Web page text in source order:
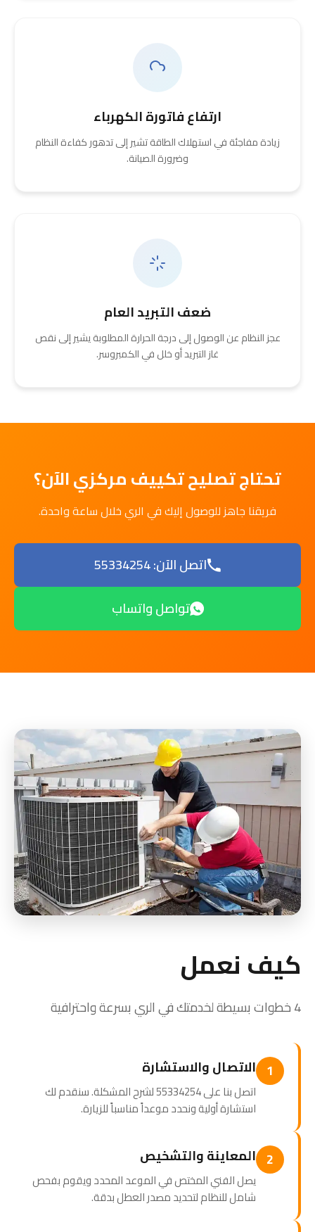
ارتفاع فاتورة الكهرباء
زيادة مفاجئة في استهلاك الطاقة تشير إلى تدهور كفاءة النظام
وضرورة الصيانة.
ضعف التبريد العام
عجز النظام عن الوصول إلى درجة الحرارة المطلوبة يشير إلى نقص
غاز التبريد أو خلل في الكمبروسر.
تحتاج تصليح تكييف مركزي الآن؟
فريقنا جاهز للوصول إليك في الري خلال ساعة واحدة.
اتصل الآن: 55334254
تواصل واتساب
كيف نعمل
4 خطوات بسيطة لخدمتك في الري بسرعة واحترافية
1 الاتصال والاستشارة
اتصل بنا على 55334254 لشرح المشكلة. سنقدم لك
استشارة أولية ونحدد موعداً مناسباً للزيارة.
2 المعاينة والتشخيص
يصل الفني المختص في الموعد المحدد ويقوم بفحص
شامل للنظام لتحديد مصدر العطل بدقة.